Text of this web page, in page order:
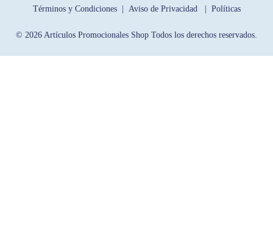
Términos y Condiciones | Aviso de Privacidad | Políticas
© 2026 Artículos Promocionales Shop Todos los derechos reservados.